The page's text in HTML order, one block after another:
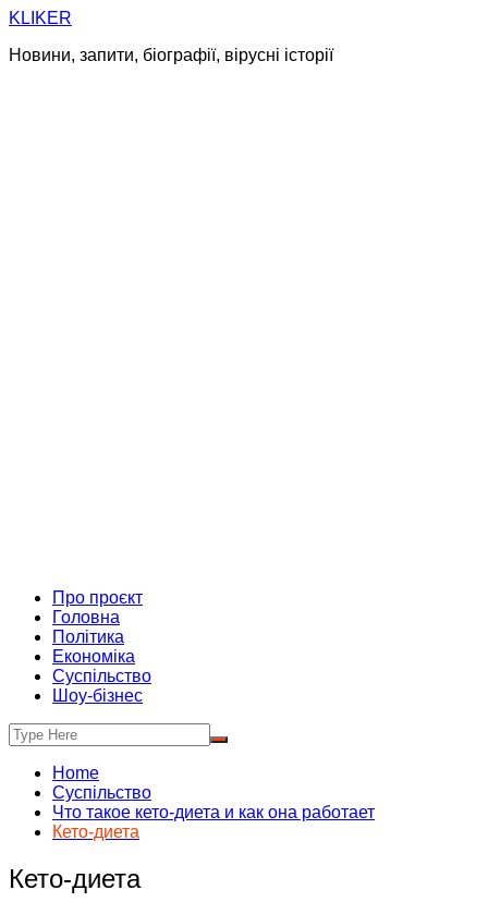
Skip
content
KLIKER
Новини, запити, біографії, вірусні історії
Про проєкт
Головна
Політика
Економіка
Суспільство
Шоу-бізнес
Home
Суспільство
Что такое кето-диета и как она работает
Кето-диета
Кето-диета